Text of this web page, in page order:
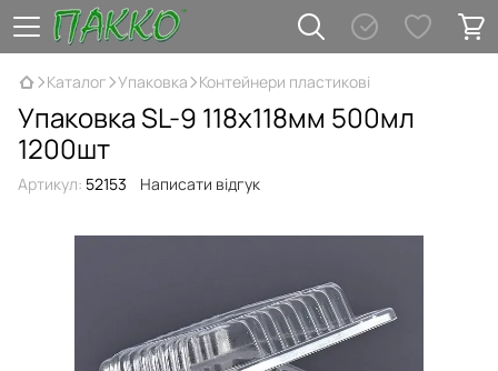
Каталог Упаковка Контейнери пластикові
Упаковка SL-9 118х118мм 500мл
1200шт
Артикул: 52153 Написати відгук